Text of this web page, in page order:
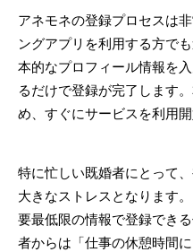
アネモネの登録プロセスは
ングアプリを利用する方で
本的なプロフィール情報を
るだけで登録が完了します
め、すぐにサービスを利用
特に忙しい既婚者にとって
大きなストレスとなります
要最低限の情報で登録でき
者からは「仕事の休憩時間